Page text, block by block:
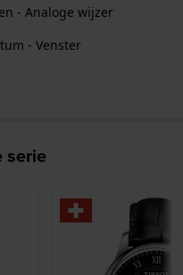
- Analoge wijzer
- Venster
serie